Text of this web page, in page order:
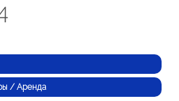
/ Аренда